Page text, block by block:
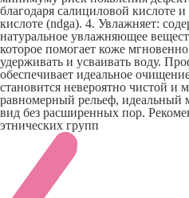
благодаря салициловой кислоте
кислоте (ndga). 4. Увлажняет:
натуральное увлажняющее
которое помогает коже
удерживать и усваивать воду.
обеспечивает идеальное
становится невероятно чистой и
равномерный рельеф, идеальный
вид без расширенных пор.
этнических групп